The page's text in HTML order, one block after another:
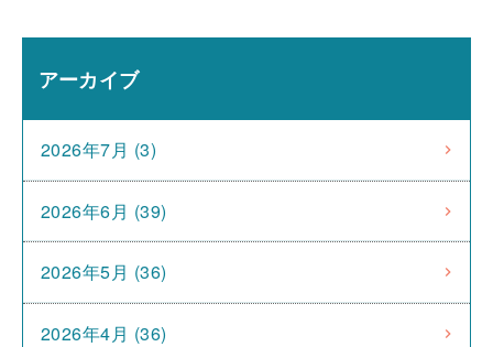
アーカイブ
2026年7月 (3)
2026年6月 (39)
2026年5月 (36)
2026年4月 (36)